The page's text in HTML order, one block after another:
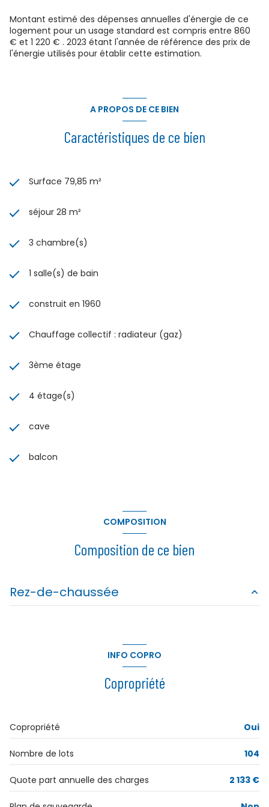
Montant estimé des dépenses annuelles d'énergie de ce
logement pour un usage standard est compris entre 860
€ et 1 220 € . 2023 étant l'année de référence des prix de
l'énergie utilisés pour établir cette estimation.
A PROPOS DE CE BIEN
Caractéristiques de ce bien
Surface 79,85 m²
séjour 28 m²
3 chambre(s)
1 salle(s) de bain
construit en 1960
Chauffage collectif : radiateur (gaz)
3ème étage
4 étage(s)
cave
balcon
COMPOSITION
Composition de ce bien
Rez-de-chaussée
salle de bain
3.15 m²
INFO COPRO
Copropriété
Copropriété Oui
Nombre de lots 104
Quote part annuelle des charges 2 133 €